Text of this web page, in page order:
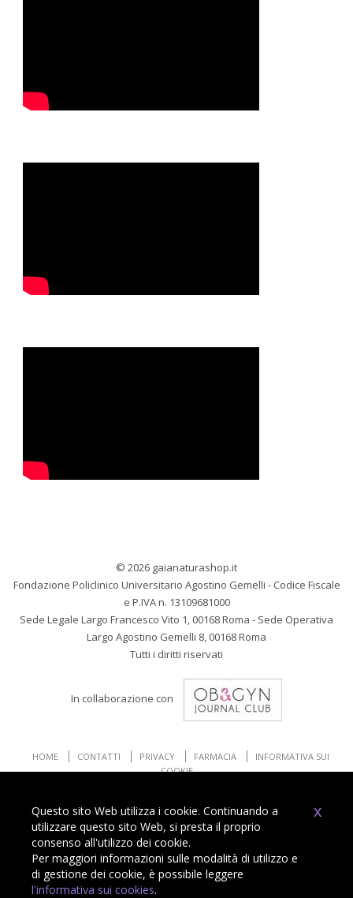
© 2026 gaianaturashop.it
Fondazione Policlinico Universitario Agostino Gemelli - Codice Fiscale
e P.IVA n. 13109681000
Sede Legale Largo Francesco Vito 1, 00168 Roma - Sede Operativa
Largo Agostino Gemelli 8, 00168 Roma
Tutti i diritti riservati
In collaborazione con
HOME CONTATTI PRIVACY FARMACIA
INFORMATIVA SUI
COOKIE
Powered by
x
Questo sito Web utilizza i cookie. Continuando a
utilizzare questo sito Web, si presta il proprio
consenso all'utilizzo dei cookie.
Per maggiori informazioni sulle modalità di utilizzo e
di gestione dei cookie, è possibile leggere
l'informativa sui cookies.